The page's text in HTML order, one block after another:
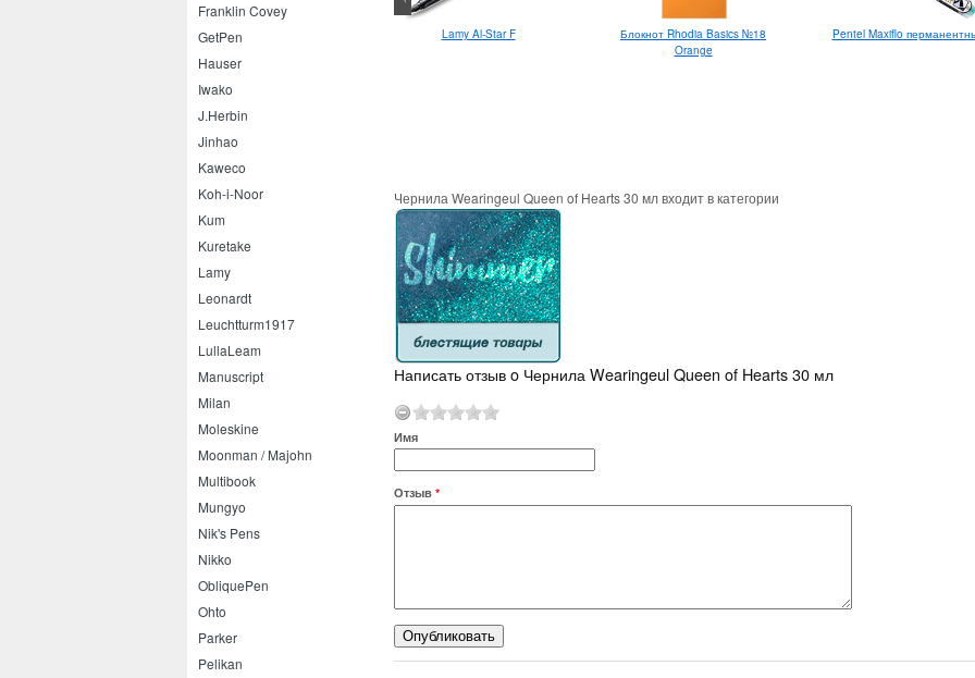
Franklin Covey
GetPen
Hauser
Iwako
J.Herbin
Jinhao
Kaweco
Koh-i-Noor
Kum
Kuretake
Lamy
Leonardt
Leuchtturm1917
LullaLeam
Manuscript
Milan
Moleskine
Moonman / Majohn
Multibook
Mungyo
Nik's Pens
Nikko
ObliquePen
Ohto
Parker
Pelikan
Lamy Al-Star F
Блокнот Rhodia Basics №18
Orange
Pentel Maxiflo
Чернила Wearingeul Queen of Hearts 30 мл входит в категории
Написать отзыв o Чернила Wearingeul Queen of Hearts 30 мл
Имя
Отзыв *